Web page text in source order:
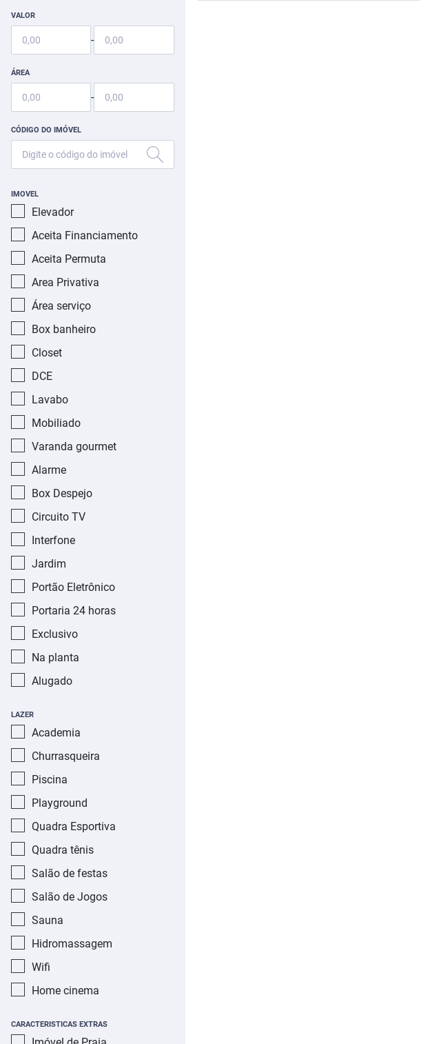
VALOR
-
ÁREA
-
CÓDIGO DO IMÓVEL
IMOVEL
Elevador
Aceita Financiamento
Aceita Permuta
Area Privativa
Área serviço
Box banheiro
Closet
DCE
Lavabo
Mobiliado
Varanda gourmet
Alarme
Box Despejo
Circuito TV
Interfone
Jardim
Portão Eletrônico
Portaria 24 horas
Exclusivo
Na planta
Alugado
LAZER
Academia
Churrasqueira
Piscina
Playground
Quadra Esportiva
Quadra tênis
Salão de festas
Salão de Jogos
Sauna
Hidromassagem
Wifi
Home cinema
CARACTERISTICAS EXTRAS